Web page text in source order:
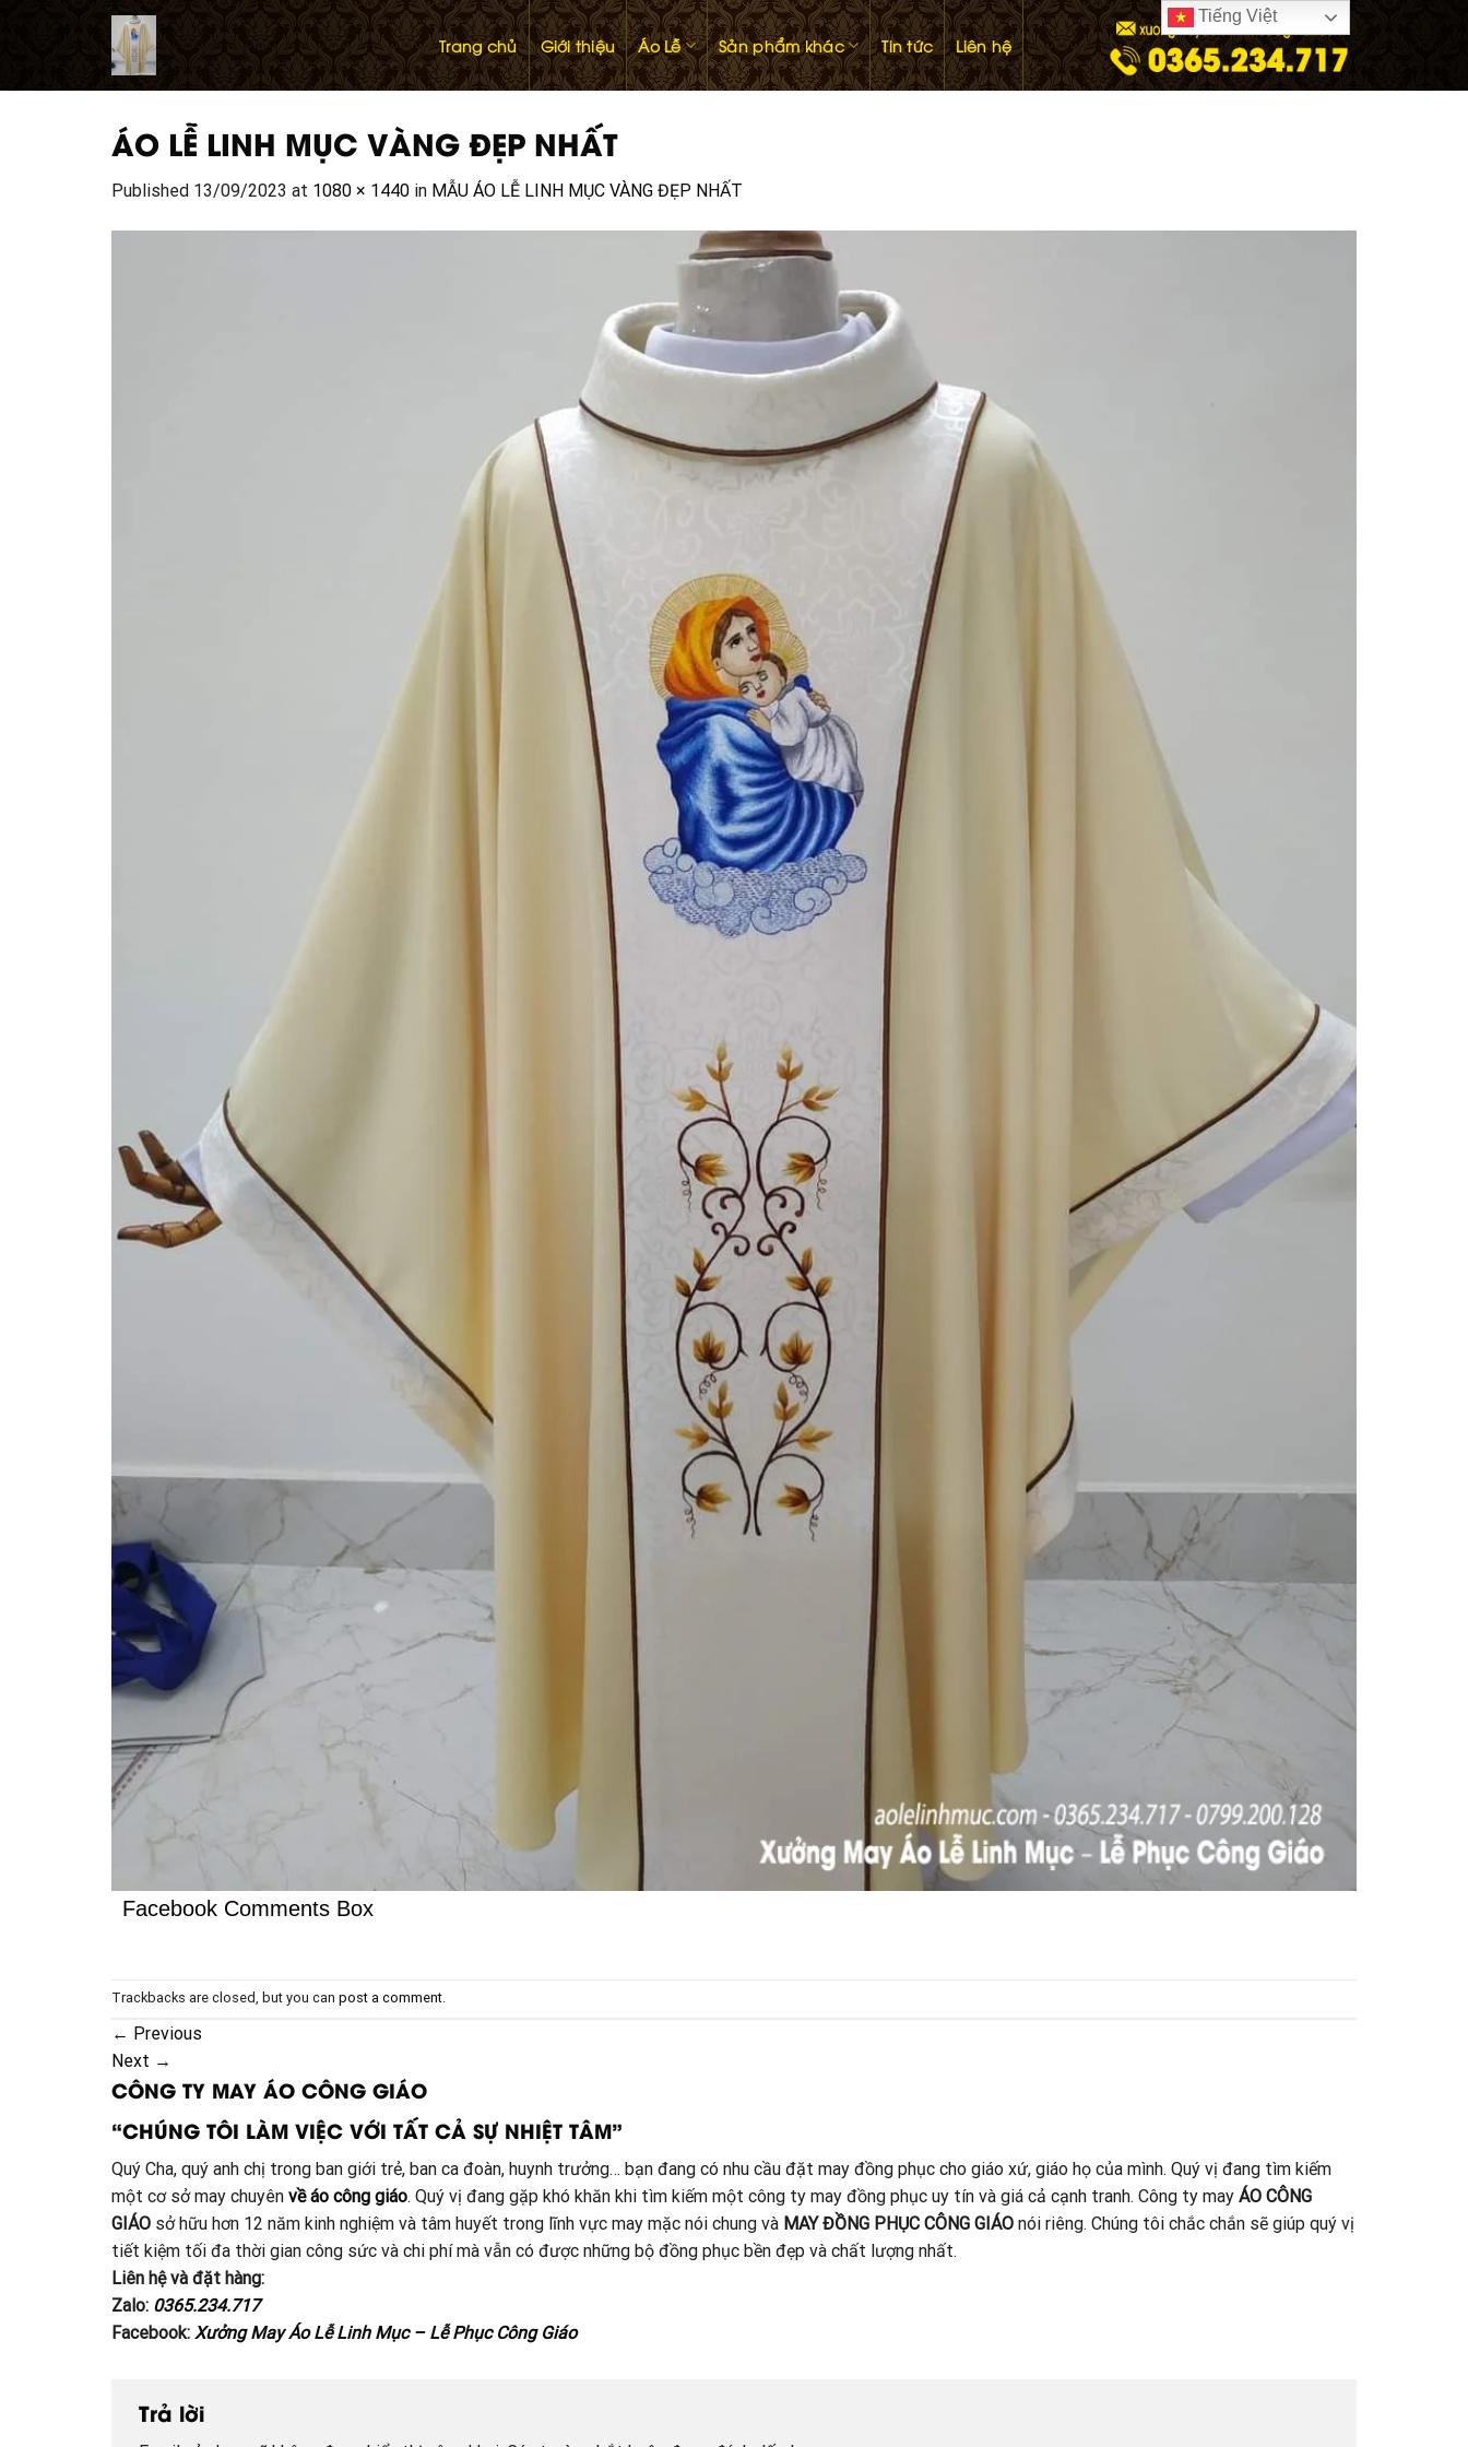
Trang chủ Giới thiệu Áo Lễ Sản phẩm khác Tin tức Liên hệ
ÁO LỄ LINH MỤC VÀNG ĐẸP NHẤT
Published 13/09/2023 at 1080 × 1440 in MẪU ÁO LỄ LINH MỤC VÀNG ĐẸP NHẤT
Facebook Comments Box
Trackbacks are closed, but you can post a comment
← Previous
Next →
CÔNG TY MAY ÁO CÔNG GIÁO
“CHÚNG TÔI LÀM VIỆC VỚI TẤT CẢ SỰ NHIỆT TÂM”
Quý Cha, quý anh chị trong ban giới trẻ, ban ca đoàn, huynh trưởng… bạn đang có nhu cầu đặt may đồng phục cho giáo xứ, giáo họ của mình. Quý vị đang tìm kiếm
một cơ sở may chuyên về áo công giáo. Quý vị đang gặp khó khăn khi tìm kiếm một công ty may đồng phục uy tín và giá cả cạnh tranh. Công ty may ÁO CÔNG
GIÁO sở hữu hơn 12 năm kinh nghiệm và tâm huyết trong lĩnh vực may mặc nói chung và MAY ĐỒNG PHỤC CÔNG GIÁO nói riêng. Chúng tôi chắc chắn sẽ giúp quý vị
tiết kiệm tối đa thời gian công sức và chi phí mà vẫn có được những bộ đồng phục bền đẹp và chất lượng nhất.
Liên hệ và đặt hàng:
Zalo: 0365.234.717
Facebook: Xưởng May Áo Lễ Linh Mục – Lễ Phục Công Giáo
Trả lời
Tiếng Việt